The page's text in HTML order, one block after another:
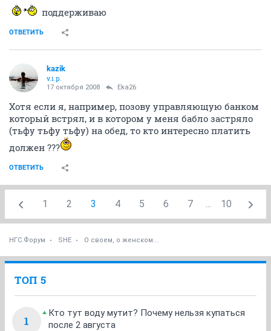
поддерживаю
ОТВЕТИТЬ
kazik
v.i.p.
17 октября 2008 Eka26
Хотя если я, например, позову управляющую банком
который встрял, и в котором у меня бабло застряло
(тьфу тьфу тьфу) на обед, то кто интересно платить
должен ???
ОТВЕТИТЬ
1 2 3 4 5 6 7 ... 10
НГС.Форум SHE О своем, о женском...
ТОП 5
1
Кто тут воду мутит? Почему нельзя купаться
после 2 августа